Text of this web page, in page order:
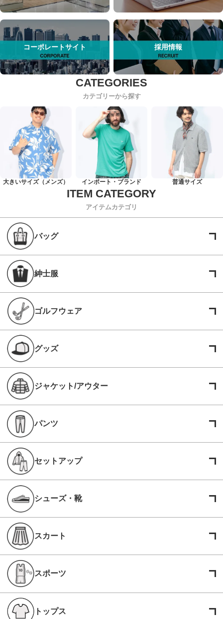
コーポレートサイト 採用情報
カテゴリーから探す
大きいサイズ（メンズ） インポート・ブランド 普通サイズ
アイテムカテゴリ
バッグ
紳士服
ゴルフウェア
グッズ
ジャケット/アウター
パンツ
セットアップ
シューズ・靴
スカート
スポーツ
トップス